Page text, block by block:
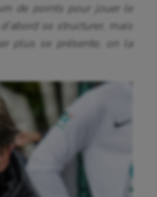
de points pour jouer le
se structurer, mais
plus se présente, on la